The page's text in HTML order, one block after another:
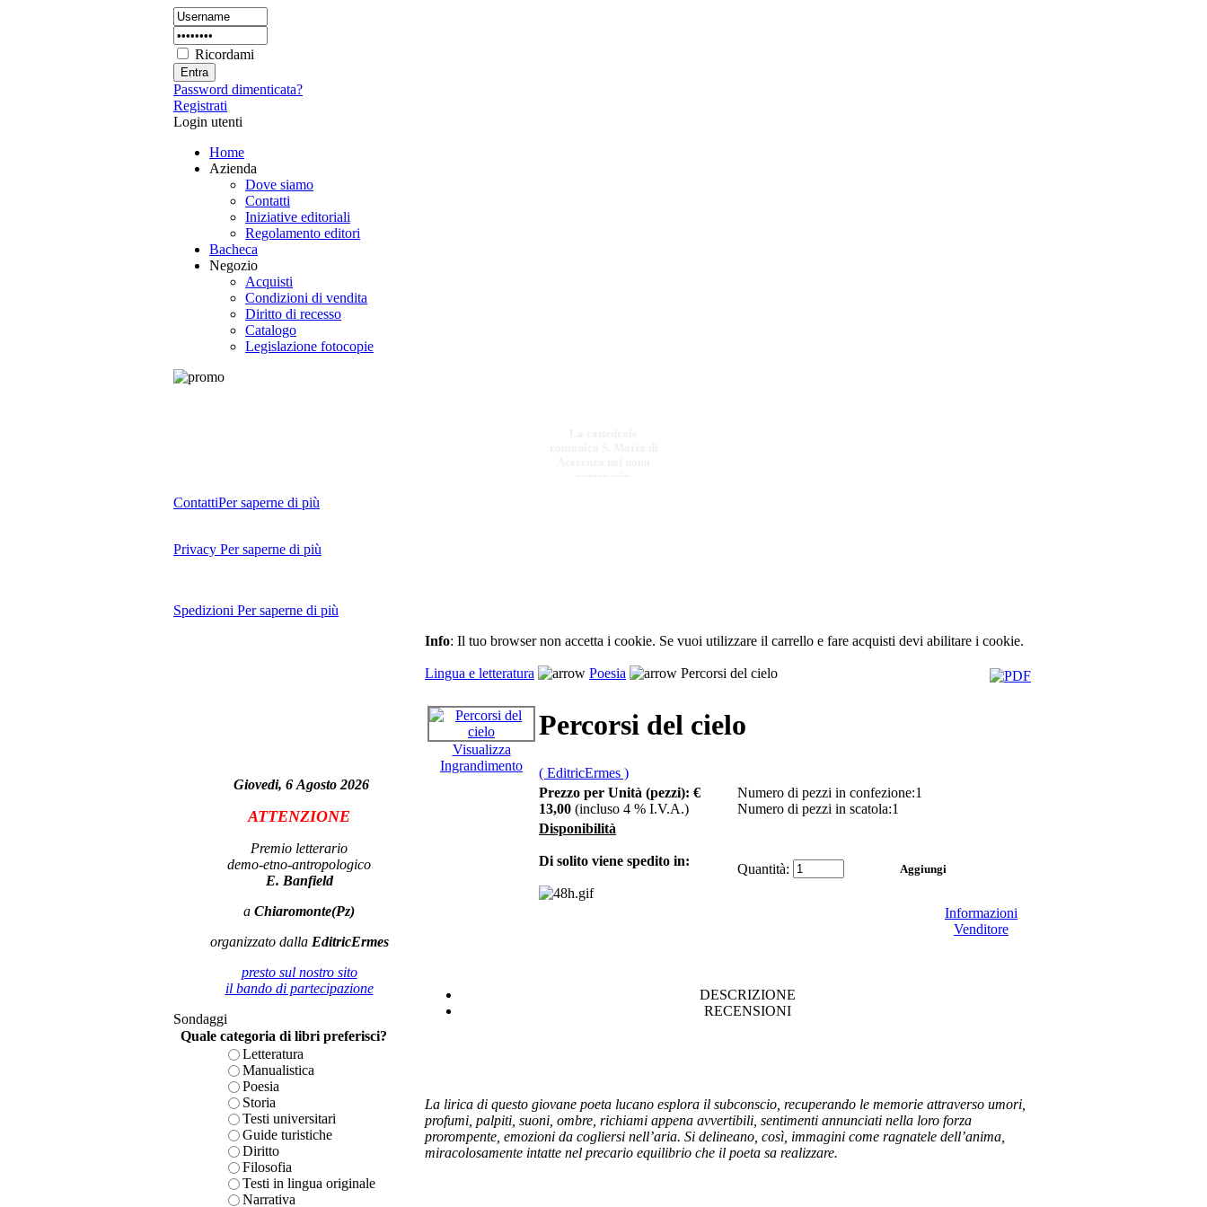
Ricordami
Password dimenticata?
Registrati
Login utenti
Home
Azienda
Dove siamo
Contatti
Iniziative editoriali
Regolamento editori
Bacheca
Negozio
Acquisti
Condizioni di vendita
Diritto di recesso
Catalogo
Legislazione fotocopie
Formazione.
Nazionalismo ed
europeismo politica
€ 20,50
Dualismo
€ 6,00
Sankt Petersburg
€ 10,00
ContattiPer saperne di più
Privacy Per saperne di più
Spedizioni Per saperne di più
Giovedi, 6 Agosto 2026
ATTENZIONE
Premio letterario
demo-etno-antropologico
E. Banfield
a Chiaromonte(Pz)
organizzato dalla EditricErmes
presto sul nostro sito
il bando di partecipazione
Sondaggi
Quale categoria di libri preferisci?
Letteratura
Manualistica
Poesia
Storia
Testi universitari
Guide turistiche
Diritto
Filosofia
Testi in lingua originale
Narrativa
Info: Il tuo browser non accetta i cookie. Se vuoi utilizzare il carrello e fare acquisti devi abilitare i cookie.
Lingua e letteratura Poesia Percorsi del cielo
Visualizza
Ingrandimento
Percorsi del cielo
( EditricErmes )
Prezzo per Unità (pezzi): €
13,00 (incluso 4 % I.V.A.)
Numero di pezzi in confezione:1
Numero di pezzi in scatola:1
Disponibilità
Di solito viene spedito in: Quantità:
Informazioni
Venditore
DESCRIZIONE
RECENSIONI
La lirica di questo giovane poeta lucano esplora il subconscio, recuperando le memorie attraverso umori,
profumi, palpiti, suoni, ombre, richiami appena avvertibili, sentimenti annunciati nella loro forza
prorompente, emozioni da cogliersi nell’aria. Si delineano, così, immagini come ragnatele dell’anima,
miracolosamente intatte nel precario equilibrio che il poeta sa realizzare.